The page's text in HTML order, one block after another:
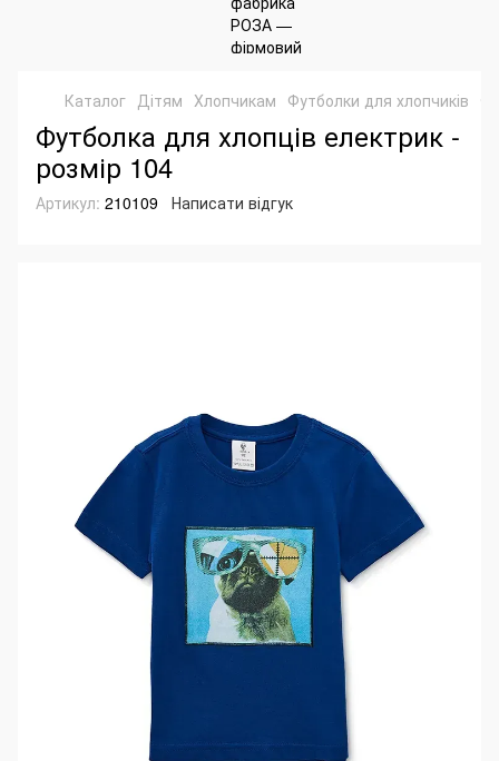
Каталог Дітям Хлопчикам Футболки для хлопчиків
Футболка для хлопців електрик -
розмір 104
Артикул: 210109 Написати відгук